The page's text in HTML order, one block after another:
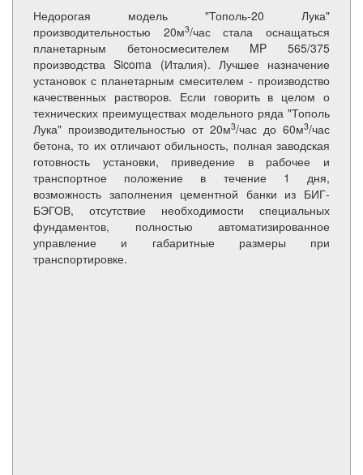
Недорогая модель "Тополь-20 Лука"
производительностью 20м3/час стала оснащаться
планетарным бетоносмесителем MP 565/375
производства Sicoma (Италия). Лучшее назначение
установок с планетарным смесителем - производство
качественных растворов. Если говорить в целом о
технических преимуществах модельного ряда "Тополь
Лука" производительностью от 20м3/час до 60м3/час
бетона, то их отличают обильность, полная заводская
готовность установки, приведение в рабочее и
транспортное положение в течение 1 дня,
возможность заполнения цементной банки из БИГ-
БЭГОВ, отсутствие необходимости специальных
фундаментов, полностью автоматизированное
управление и габаритные размеры при
транспортировке.